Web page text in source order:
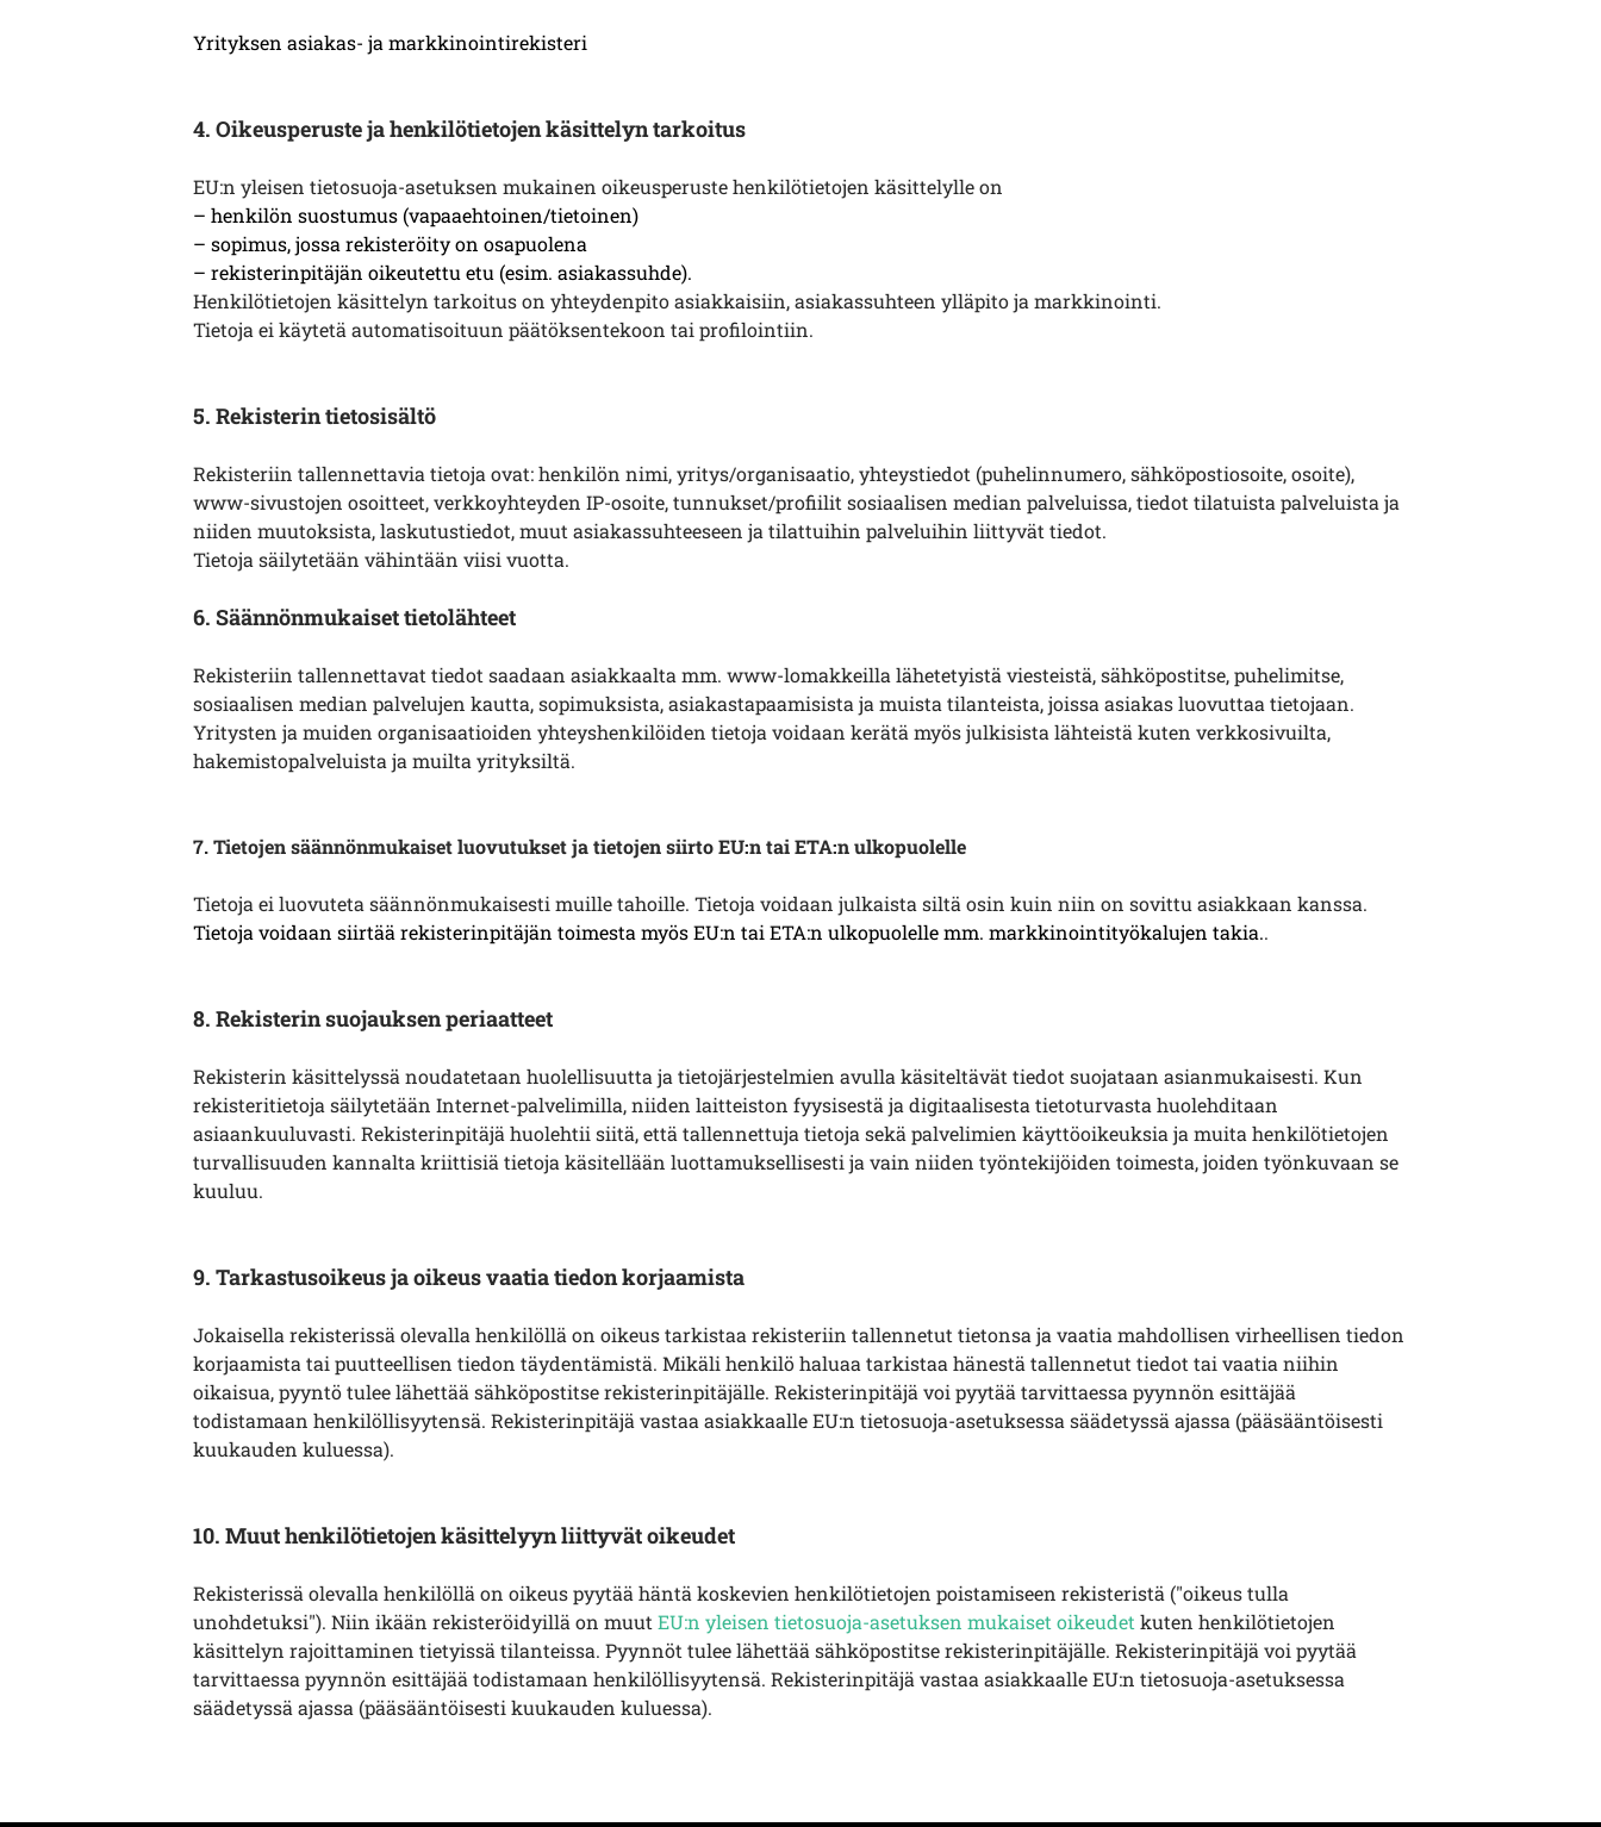
Yrityksen asiakas- ja markkinointirekisteri
4. Oikeusperuste ja henkilötietojen käsittelyn tarkoitus
EU:n yleisen tietosuoja-asetuksen mukainen oikeusperuste henkilötietojen käsittelylle on
– henkilön suostumus (vapaaehtoinen/tietoinen)
– sopimus, jossa rekisteröity on osapuolena
– rekisterinpitäjän oikeutettu etu (esim. asiakassuhde).
Henkilötietojen käsittelyn tarkoitus on yhteydenpito asiakkaisiin, asiakassuhteen ylläpito ja markkinointi.
Tietoja ei käytetä automatisoituun päätöksentekoon tai profilointiin.
5. Rekisterin tietosisältö
Rekisteriin tallennettavia tietoja ovat: henkilön nimi, yritys/organisaatio, yhteystiedot (puhelinnumero, sähköpostiosoite, osoite),
www-sivustojen osoitteet, verkkoyhteyden IP-osoite, tunnukset/profiilit sosiaalisen median palveluissa, tiedot tilatuista palveluista ja
niiden muutoksista, laskutustiedot, muut asiakassuhteeseen ja tilattuihin palveluihin liittyvät tiedot.
Tietoja säilytetään vähintään viisi vuotta.
6. Säännönmukaiset tietolähteet
Rekisteriin tallennettavat tiedot saadaan asiakkaalta mm. www-lomakkeilla lähetetyistä viesteistä, sähköpostitse, puhelimitse,
sosiaalisen median palvelujen kautta, sopimuksista, asiakastapaamisista ja muista tilanteista, joissa asiakas luovuttaa tietojaan.
Yritysten ja muiden organisaatioiden yhteyshenkilöiden tietoja voidaan kerätä myös julkisista lähteistä kuten verkkosivuilta,
hakemistopalveluista ja muilta yrityksiltä.
7. Tietojen säännönmukaiset luovutukset ja tietojen siirto EU:n tai ETA:n ulkopuolelle
Tietoja ei luovuteta säännönmukaisesti muille tahoille. Tietoja voidaan julkaista siltä osin kuin niin on sovittu asiakkaan kanssa.
Tietoja voidaan siirtää rekisterinpitäjän toimesta myös EU:n tai ETA:n ulkopuolelle mm. markkinointityökalujen takia..
8. Rekisterin suojauksen periaatteet
Rekisterin käsittelyssä noudatetaan huolellisuutta ja tietojärjestelmien avulla käsiteltävät tiedot suojataan asianmukaisesti. Kun
rekisteritietoja säilytetään Internet-palvelimilla, niiden laitteiston fyysisestä ja digitaalisesta tietoturvasta huolehditaan
asiaankuuluvasti. Rekisterinpitäjä huolehtii siitä, että tallennettuja tietoja sekä palvelimien käyttöoikeuksia ja muita henkilötietojen
turvallisuuden kannalta kriittisiä tietoja käsitellään luottamuksellisesti ja vain niiden työntekijöiden toimesta, joiden työnkuvaan se
kuuluu.
9. Tarkastusoikeus ja oikeus vaatia tiedon korjaamista
Jokaisella rekisterissä olevalla henkilöllä on oikeus tarkistaa rekisteriin tallennetut tietonsa ja vaatia mahdollisen virheellisen tiedon
korjaamista tai puutteellisen tiedon täydentämistä. Mikäli henkilö haluaa tarkistaa hänestä tallennetut tiedot tai vaatia niihin
oikaisua, pyyntö tuleelähettää sähköpostitserekisterinpitäjälle. Rekisterinpitäjä voi pyytää tarvittaessa pyynnön esittäjää
todistamaan henkilöllisyytensä. Rekisterinpitäjä vastaa asiakkaalle EU:n tietosuoja-asetuksessa säädetyssä ajassa (pääsääntöisesti
kuukauden kuluessa).
10. Muut henkilötietojen käsittelyyn liittyvät oikeudet
Rekisterissä olevalla henkilöllä on oikeus pyytää häntä koskevien henkilötietojen poistamiseen rekisteristä ("oikeus tulla
unohdetuksi"). Niin ikään rekisteröidyillä on muut EU:n yleisen tietosuoja-asetuksen mukaiset oikeudet kuten henkilötietojen
käsittelyn rajoittaminen tietyissä tilanteissa. Pyynnöt tuleelähettää sähköpostitserekisterinpitäjälle. Rekisterinpitäjä voi pyytää
tarvittaessa pyynnön esittäjää todistamaan henkilöllisyytensä. Rekisterinpitäjä vastaa asiakkaalle EU:n tietosuoja-asetuksessa
säädetyssä ajassa (pääsääntöisesti kuukauden kuluessa).